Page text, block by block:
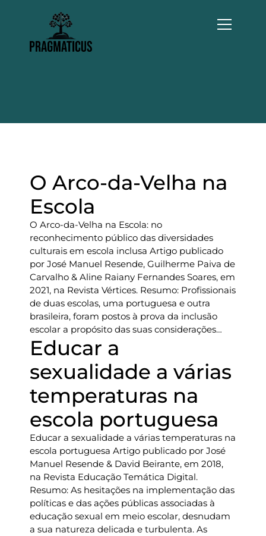
o
O Arco-da-Velha na
Escola
O Arco-da-Velha na Escola: no
reconhecimento público das diversidades
culturais em escola inclusa Artigo publicado
por José Manuel Resende, Guilherme Paiva de
Carvalho & Aline Raiany Fernandes Soares, em
2021, na Revista Vértices. Resumo: Profissionais
de duas escolas, uma portuguesa e outra
brasileira, foram postos à prova da inclusão
escolar a propósito das suas considerações…
Educar a
sexualidade a várias
temperaturas na
escola portuguesa
Educar a sexualidade a várias temperaturas na
escola portuguesa Artigo publicado por José
Manuel Resende & David Beirante, em 2018,
na Revista Educação Temática Digital.
Resumo: As hesitações na implementação das
políticas e das ações públicas associadas à
educação sexual em meio escolar, desnudam
a sua natureza delicada e turbulenta. As